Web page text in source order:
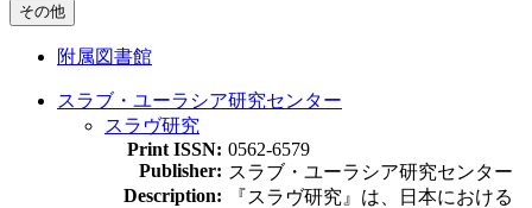
その他
附属図書館
スラブ・ユーラシア研究センター
スラヴ研究
Print ISSN: 0562-6579
Publisher: スラブ・ユーラシア研究センター
Description:
『スラヴ研究』は、日本における